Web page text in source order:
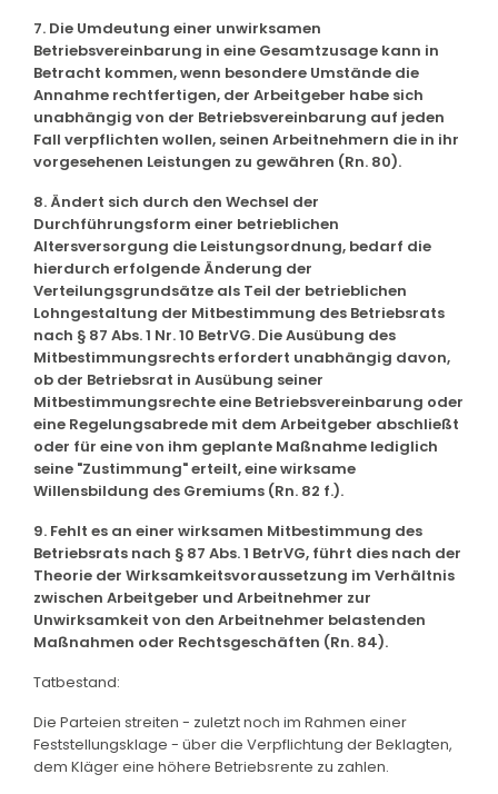
7. Die Umdeutung einer unwirksamen
Betriebsvereinbarung in eine Gesamtzusage kann in
Betracht kommen, wenn besondere Umstände die
Annahme rechtfertigen, der Arbeitgeber habe sich
unabhängig von der Betriebsvereinbarung auf jeden
Fall verpflichten wollen, seinen Arbeitnehmern die in ihr
vorgesehenen Leistungen zu gewähren (Rn. 80).
8. Ändert sich durch den Wechsel der
Durchführungsform einer betrieblichen
Altersversorgung die Leistungsordnung, bedarf die
hierdurch erfolgende Änderung der
Verteilungsgrundsätze als Teil der betrieblichen
Lohngestaltung der Mitbestimmung des Betriebsrats
nach § 87 Abs. 1 Nr. 10 BetrVG. Die Ausübung des
Mitbestimmungsrechts erfordert unabhängig davon,
ob der Betriebsrat in Ausübung seiner
Mitbestimmungsrechte eine Betriebsvereinbarung oder
eine Regelungsabrede mit dem Arbeitgeber abschließt
oder für eine von ihm geplante Maßnahme lediglich
seine "Zustimmung" erteilt, eine wirksame
Willensbildung des Gremiums (Rn. 82 f.).
9. Fehlt es an einer wirksamen Mitbestimmung des
Betriebsrats nach § 87 Abs. 1 BetrVG, führt dies nach der
Theorie der Wirksamkeitsvoraussetzung im Verhältnis
zwischen Arbeitgeber und Arbeitnehmer zur
Unwirksamkeit von den Arbeitnehmer belastenden
Maßnahmen oder Rechtsgeschäften (Rn. 84).
Tatbestand:
Die Parteien streiten - zuletzt noch im Rahmen einer
Feststellungsklage - über die Verpflichtung der Beklagten,
dem Kläger eine höhere Betriebsrente zu zahlen.